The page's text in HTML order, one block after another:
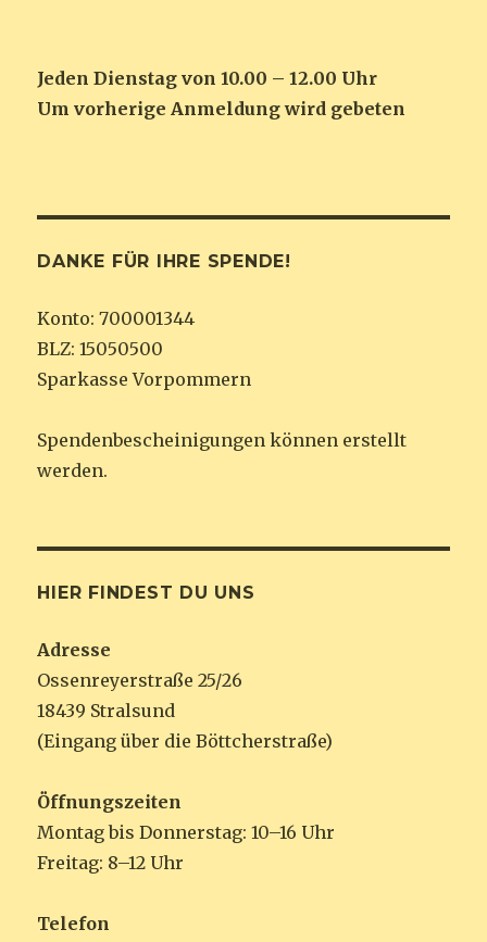
Jeden Dienstag von 10.00 – 12.00 Uhr
Um vorherige Anmeldung wird gebeten
DANKE FÜR IHRE SPENDE!
Konto: 700001344
BLZ: 15050500
Sparkasse Vorpommern
Spendenbescheinigungen können erstellt
werden.
HIER FINDEST DU UNS
Adresse
Ossenreyerstraße 25/26
18439 Stralsund
(Eingang über die Böttcherstraße)
Öffnungszeiten
Montag bis Donnerstag: 10–16 Uhr
Freitag: 8–12 Uhr
Telefon